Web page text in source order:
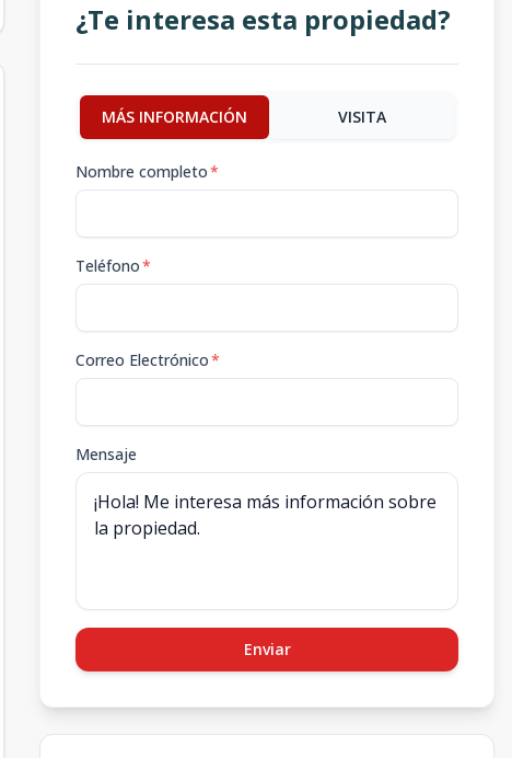
¿Te interesa esta propiedad?
MÁS INFORMACIÓN VISITA
Nombre completo*
Teléfono*
Correo Electrónico*
Mensaje
Enviar